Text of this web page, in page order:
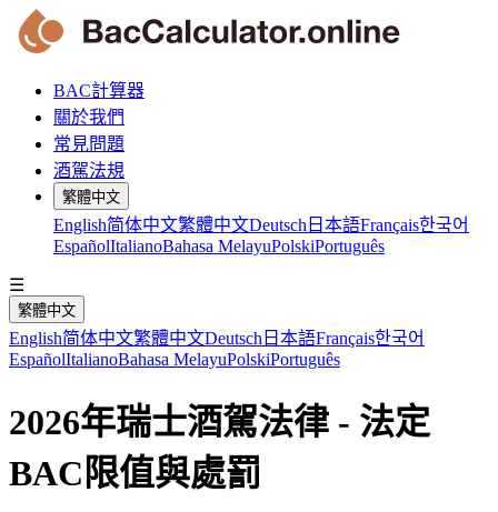
BAC計算器
關於我們
常見問題
酒駕法規
繁體中文
English简体中文繁體中文Deutsch 日本語Français한국어
EspañolItalianoBahasa MelayuPolskiPortuguês
☰
繁體中文
English简体中文繁體中文Deutsch 日本語Français한국어
EspañolItalianoBahasa MelayuPolskiPortuguês
2026年瑞士酒駕法律 - 法定
BAC限值與處罰